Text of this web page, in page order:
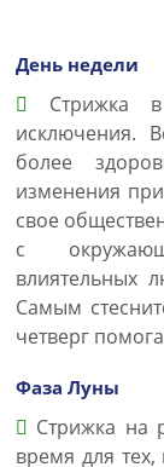
День недели
Cтрижка
исключения.
более
изменения
свое
с
влиятельных
Самым
четверг
Фаза Луны
Стрижка на
время для тех,